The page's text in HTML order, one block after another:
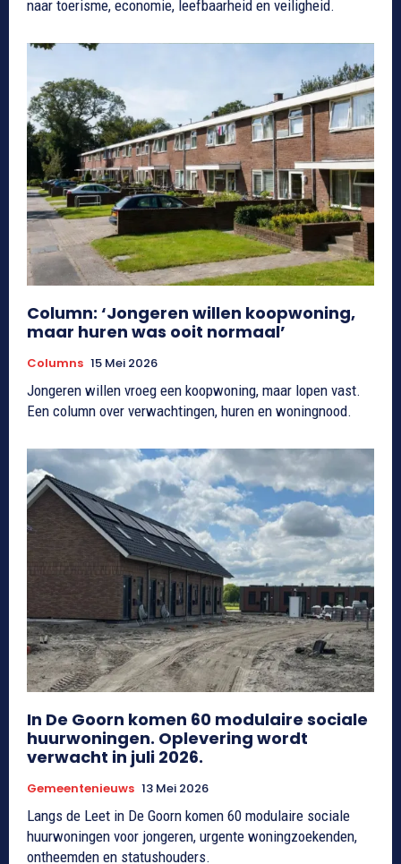
naar toerisme, economie, leefbaarheid en veiligheid.
Column: ‘Jongeren willen koopwoning,
maar huren was ooit normaal’
Columns 15 Mei 2026
Jongeren willen vroeg een koopwoning, maar lopen vast.
Een column over verwachtingen, huren en woningnood.
In De Goorn komen 60 modulaire sociale
huurwoningen. Oplevering wordt
verwacht in juli 2026.
Gemeentenieuws 13 Mei 2026
Langs de Leet in De Goorn komen 60 modulaire sociale
huurwoningen voor jongeren, urgente woningzoekenden,
ontheemden en statushouders.